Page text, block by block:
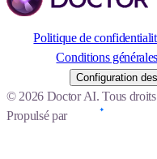
Politique de
Conditions générales
Configuration
© 2026 Doctor AI. Tous droits
Propulsé par